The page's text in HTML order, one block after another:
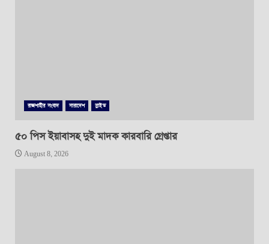
রাজশাহীর সংবাদ সারাদেশ স্লাইড
৫০ পিস ইয়াবাসহ দুই মাদক কারবারি গ্রেপ্তার
August 8, 2026